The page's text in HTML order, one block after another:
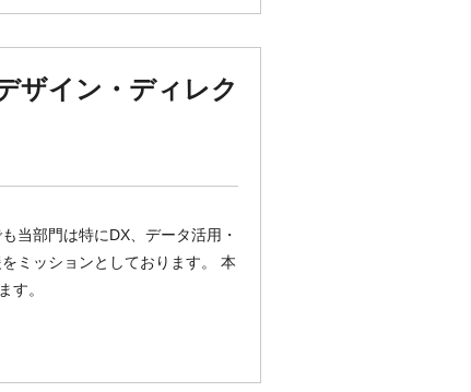
ザイン・ディレク
当部門は特にDX、データ活用・
ミッションとしております。 本
す。